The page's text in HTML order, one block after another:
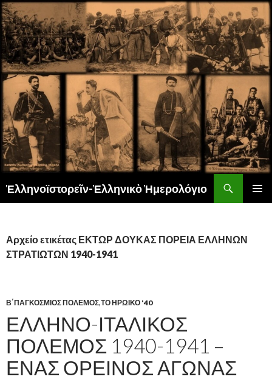
Ἑλληνοϊστορεῖν-Ἑλληνικὸ Ἡμερολόγιο
Αρχείο ετικέτας ΕΚΤΩΡ ΔΟΥΚΑΣ ΠΟΡΕΙΑ ΕΛΛΗΝΩΝ
ΣΤΡΑΤΙΩΤΩΝ 1940-1941
Β΄ΠΑΓΚΟΣΜΙΟΣ ΠΟΛΕΜΟΣ,ΤΟ ΗΡΩΙΚΟ '40
ΕΛΛΗΝΟ-ΙΤΑΛΙΚΟΣ
ΠΟΛΕΜΟΣ 1940-1941 –
ΕΝΑΣ ΟΡΕΙΝΟΣ ΑΓΩΝΑΣ